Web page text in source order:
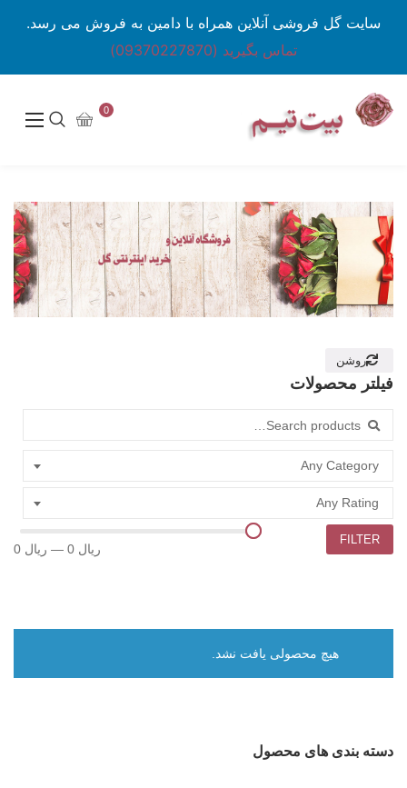
سایت گل فروشی آنلاین همراه با دامین به فروش می رسد.
تماس بگیرید (09370227870)
0
روشن
فیلتر محصولات
جستجو برای:
Any Category
Any Rating
0 ریال — 0 ریال
FILTER
هیچ محصولی یافت نشد.
دسته بندی های محصول